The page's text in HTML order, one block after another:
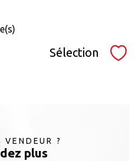
Sélection
VENDEUR ?
plus